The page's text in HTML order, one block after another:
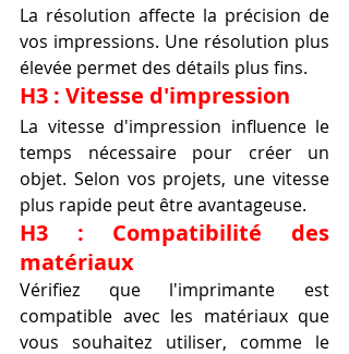
La résolution affecte la précision de
vos impressions. Une résolution plus
élevée permet des détails plus fins.
H3 : Vitesse d'impression
La vitesse d'impression influence le
temps nécessaire pour créer un
objet. Selon vos projets, une vitesse
plus rapide peut être avantageuse.
H3 : Compatibilité des
matériaux
Vérifiez que l'imprimante est
compatible avec les matériaux que
vous souhaitez utiliser, comme le